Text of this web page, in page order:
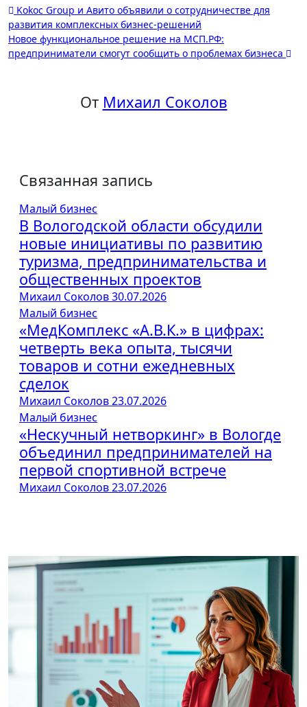
Навигация
по
записям
Kokoc Group и Авито объявили о сотрудничестве для
развития комплексных бизнес-решений
Новое функциональное решение на МСП.РФ:
предприниматели смогут сообщить о проблемах бизнеса
От Михаил Соколов
Связанная запись
Малый бизнес
В Вологодской области обсудили
новые инициативы по развитию
туризма, предпринимательства и
общественных проектов
Михаил Соколов30.07.2026
Малый бизнес
«МедКомплекс «А.В.К.» в цифрах:
четверть века опыта, тысячи
товаров и сотни ежедневных
сделок
Михаил Соколов23.07.2026
Малый бизнес
«Нескучный нетворкинг» в Вологде
объединил предпринимателей на
первой спортивной встрече
Михаил Соколов23.07.2026